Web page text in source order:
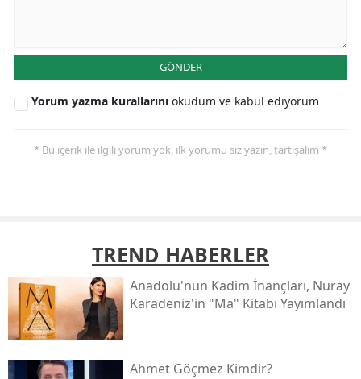
GÖNDER
Yorum yazma kurallarını okudum ve kabul ediyorum
* Bu içerik ile ilgili yorum yok, ilk yorumu siz yazın, tartışalım *
TREND HABERLER
Anadolu'nun Kadim İnançları, Nuray
Karadeniz'in "ma" Kitabı Yayımlandı
Ahmet Göçmez Kimdir?